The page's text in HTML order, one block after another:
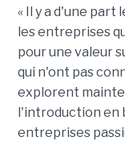
« Il y a d'une part
les entreprises
pour une valeur
qui n'ont pas
explorent
l'introduction en
entreprises